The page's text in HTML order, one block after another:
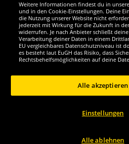
Werde
Copyright © 2024 Sportspar GmbH, Gustav-
*Alle Preise inkl. gesetzl. Mehrwertsteuer zzgl.
Mitgliedschaft
Weitere Informationen findest du in
und in den Cookie-Einstellungen. Deine
die Nutzung unserer Website nicht
jederzeit mit Wirkung für die Zukunft in
widerrufen. Je nach Anbieter schließt
Verarbeitung deiner Daten in einem
EU vergleichbares Datenschutzniveau ist
es besteht laut EuGH das Risiko, dass
Rechtsbehelfsmöglichkeiten auf deine
Einstellungen
Alle ablehnen
Alle akzeptieren